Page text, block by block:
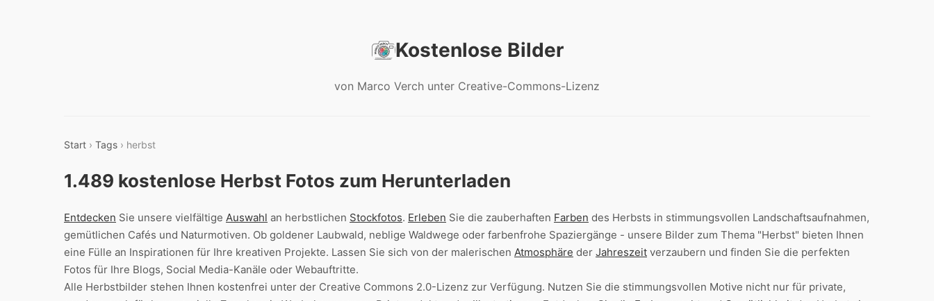
Kostenlose Bilder
von Marco Verch unter Creative-Commons-Lizenz
Start › Tags › herbst
1.489 kostenlose Herbst Fotos zum Herunterladen
Entdecken Sie unsere vielfältige Auswahl an herbstlichen Stockfotos. Erleben Sie die zauberhaften Farben des Herbsts in stimmungsvollen Landschaftsaufnahmen,
gemütlichen Cafés und Naturmotiven. Ob goldener Laubwald, neblige Waldwege oder farbenfrohe Spaziergänge - unsere Bilder zum Thema "Herbst" bieten Ihnen
eine Fülle an Inspirationen für Ihre kreativen Projekte. Lassen Sie sich von der malerischen Atmosphäre der Jahreszeit verzaubern und finden Sie die perfekten
Fotos für Ihre Blogs, Social Media-Kanäle oder Webauftritte.
Alle Herbstbilder stehen Ihnen kostenfrei unter der Creative Commons 2.0-Lizenz zur Verfügung. Nutzen Sie die stimmungsvollen Motive nicht nur für private,